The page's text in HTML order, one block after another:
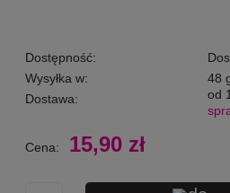
Dostępność:
Wysyłka w:
48
Dostawa:
od
Cena nie zawiera ewentualnych
Cena: 15,90 zł